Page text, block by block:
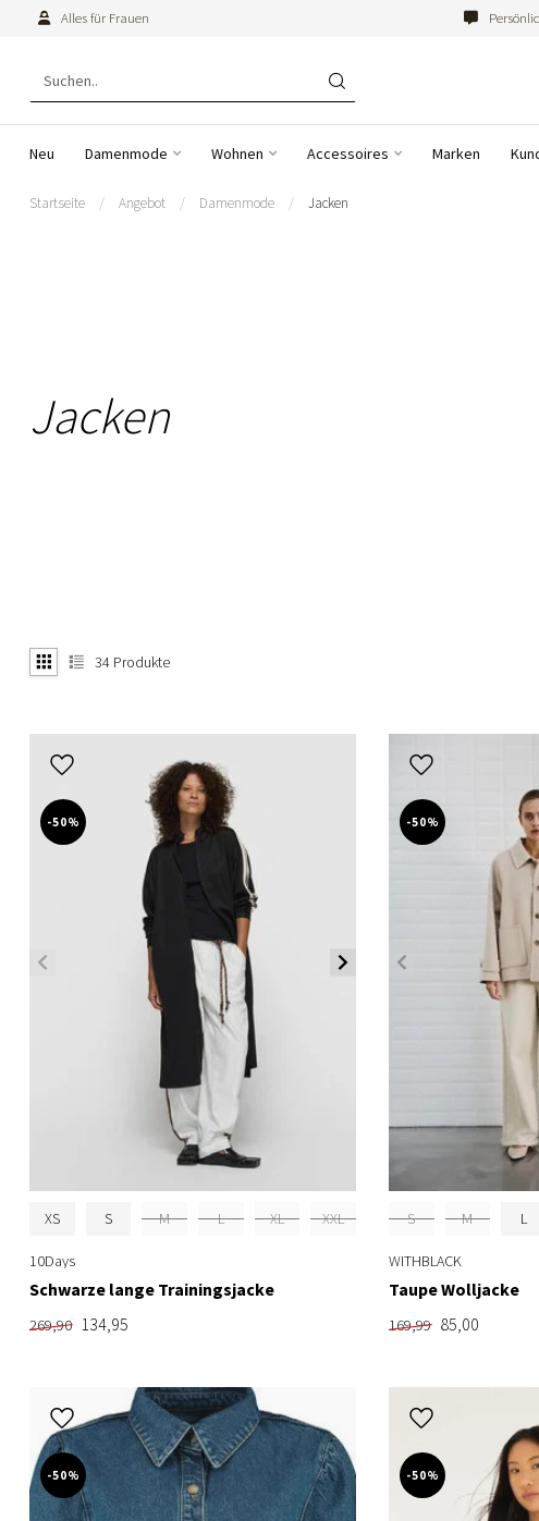
Alles für Frauen
Neu Damenmode Wohnen Accessoires Marken
Startseite / Angebot / Damenmode / Jacken
Jacken
34 Produkte
-50%
XS S M L XL XXL
10Days
Schwarze lange Trainingsjacke
269,90 134,95
-50%
S M L
WITHBLACK
Taupe Wolljacke
169,99 85,00
-50% -50%